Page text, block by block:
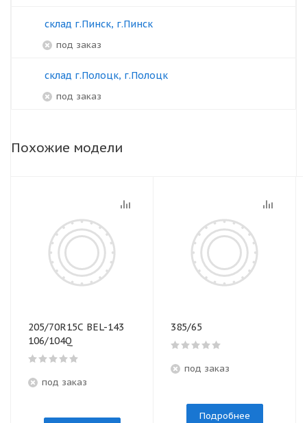
склад г.Пинск, г.Пинск
под заказ
склад г.Полоцк, г.Полоцк
под заказ
Похожие модели
205/70R15C BEL-143
106/104Q
под заказ
385/65
под заказ
Подробнее